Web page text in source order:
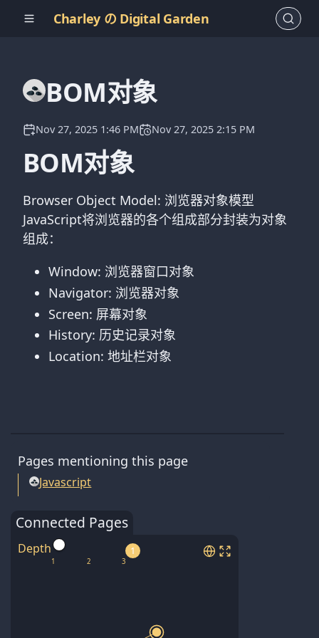
Charley の Digital Garden
BOM对象
Nov 27, 2025 1:46 PM Nov 27, 2025 2:15 PM
BOM对象
Browser Object Model: 浏览器对象模型
JavaScript将浏览器的各个组成部分封装为对象
组成：
Window: 浏览器窗口对象
Navigator: 浏览器对象
Screen: 屏幕对象
History: 历史记录对象
Location: 地址栏对象
Connected Pages
Depth 1
Pages mentioning this page
Javascript